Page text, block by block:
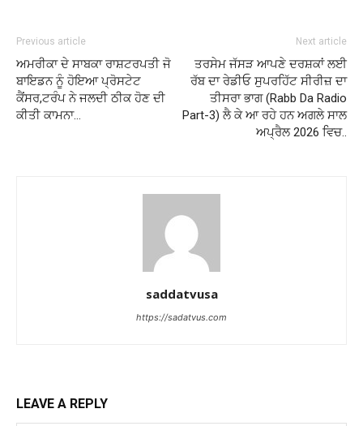
Previous article
ਅਮਰੀਕਾ ਦੇ ਸਾਬਕਾ ਰਾਸ਼ਟਰਪਤੀ ਜੋ
ਬਾਇਡਨ ਨੂੰ ਹੋਇਆ ਪ੍ਰੋਸਟੇਟ
ਕੈਂਸਰ,ਟਰੰਪ ਨੇ ਜਲਦੀ ਠੀਕ ਹੋਣ ਦੀ
ਕੀਤੀ ਕਾਮਨਾ…
Next article
ਤਰਸੇਮ ਜੱਸੜ ਆਪਣੇ ਦਰਸ਼ਕਾਂ ਲਈ
ਰੱਬ ਦਾ ਰੇਡੀਓ ਸੁਪਰਹਿੱਟ ਸੀਰੀਜ਼ ਦਾ
ਤੀਸਰਾ ਭਾਗ (Rabb Da Radio
Part-3) ਲੈ ਕੇ ਆ ਰਹੇ ਹਨ ਅਗਲੇ ਸਾਲ
ਅਪ੍ਰੈਲ 2026 ਵਿਚ..
saddatvusa
https://sadatvus.com
LEAVE A REPLY